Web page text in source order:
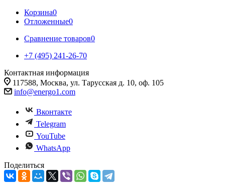
Корзина0
Отложенные0
Сравнение товаров0
+7 (495) 241-26-70
Контактная информация
117588, Москва, ул. Тарусская д. 10, оф. 105
info@energo1.com
Вконтакте
Telegram
YouTube
WhatsApp
Поделиться